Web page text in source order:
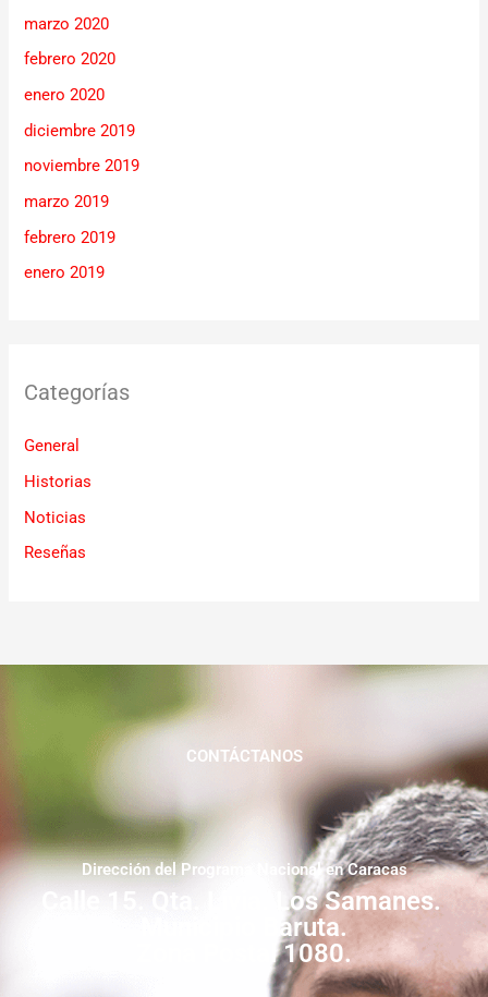
marzo 2020
febrero 2020
enero 2020
diciembre 2019
noviembre 2019
marzo 2019
febrero 2019
enero 2019
Categorías
General
Historias
Noticias
Reseñas
CONTÁCTANOS
Dirección del Programa Nacional en Caracas
Calle 15. Qta. Livia. Los Samanes.
Municipio Baruta.
Zona Postal 1080.